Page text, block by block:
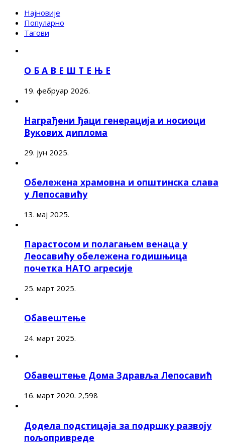
Најновије
Популарно
Тагови
О Б А В Е Ш Т Е Њ Е
19. фебруар 2026.
Награђени ђаци генерација и носиоци
Вукових диплома
29. јун 2025.
Обележена храмовна и општинска слава
у Лепосавићу
13. мај 2025.
Парастосом и полагањем венаца у
Леосавићу обележена годишњица
почетка НАТО агресије
25. март 2025.
Обавештење
24. март 2025.
Обавештење Дома Здравља Лепосавић
16. март 2020. 2,598
Додела подстицаја за подршку развоју
пољопривреде